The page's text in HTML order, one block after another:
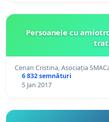
Persoanele cu
Cenan Cristina, Asociația
6 832 semnături
5 Jan 2017